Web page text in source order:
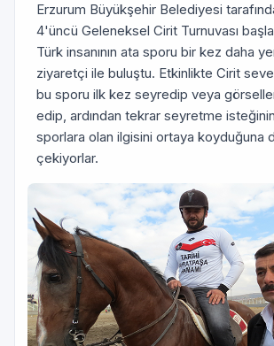
Erzurum Büyükşehir Belediyesi
4'üncü Geleneksel Cirit Turnuvası
Türk insanının ata sporu bir kez daha
ziyaretçi ile buluştu. Etkinlikte Cirit
bu sporu ilk kez seyredip veya
edip, ardından tekrar seyretme
sporlara olan ilgisini ortaya koyduğuna
çekiyorlar.